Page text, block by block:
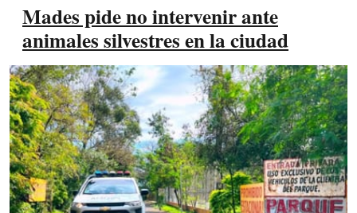
Mades pide no intervenir ante
animales silvestres en la ciudad